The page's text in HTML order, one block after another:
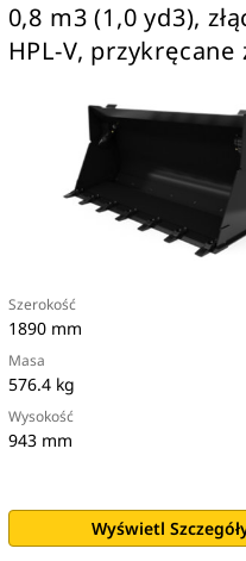
0,8 m3 (1,0 yd3),
HPL-V, przykręcane
Szerokość
1890 mm
Masa
576.4 kg
Wysokość
943 mm
Wyświetl